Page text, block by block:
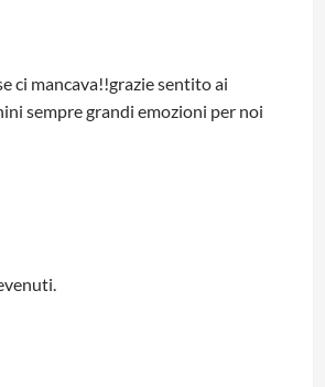
ci mancava!!grazie sentito ai
sempre grandi emozioni per noi